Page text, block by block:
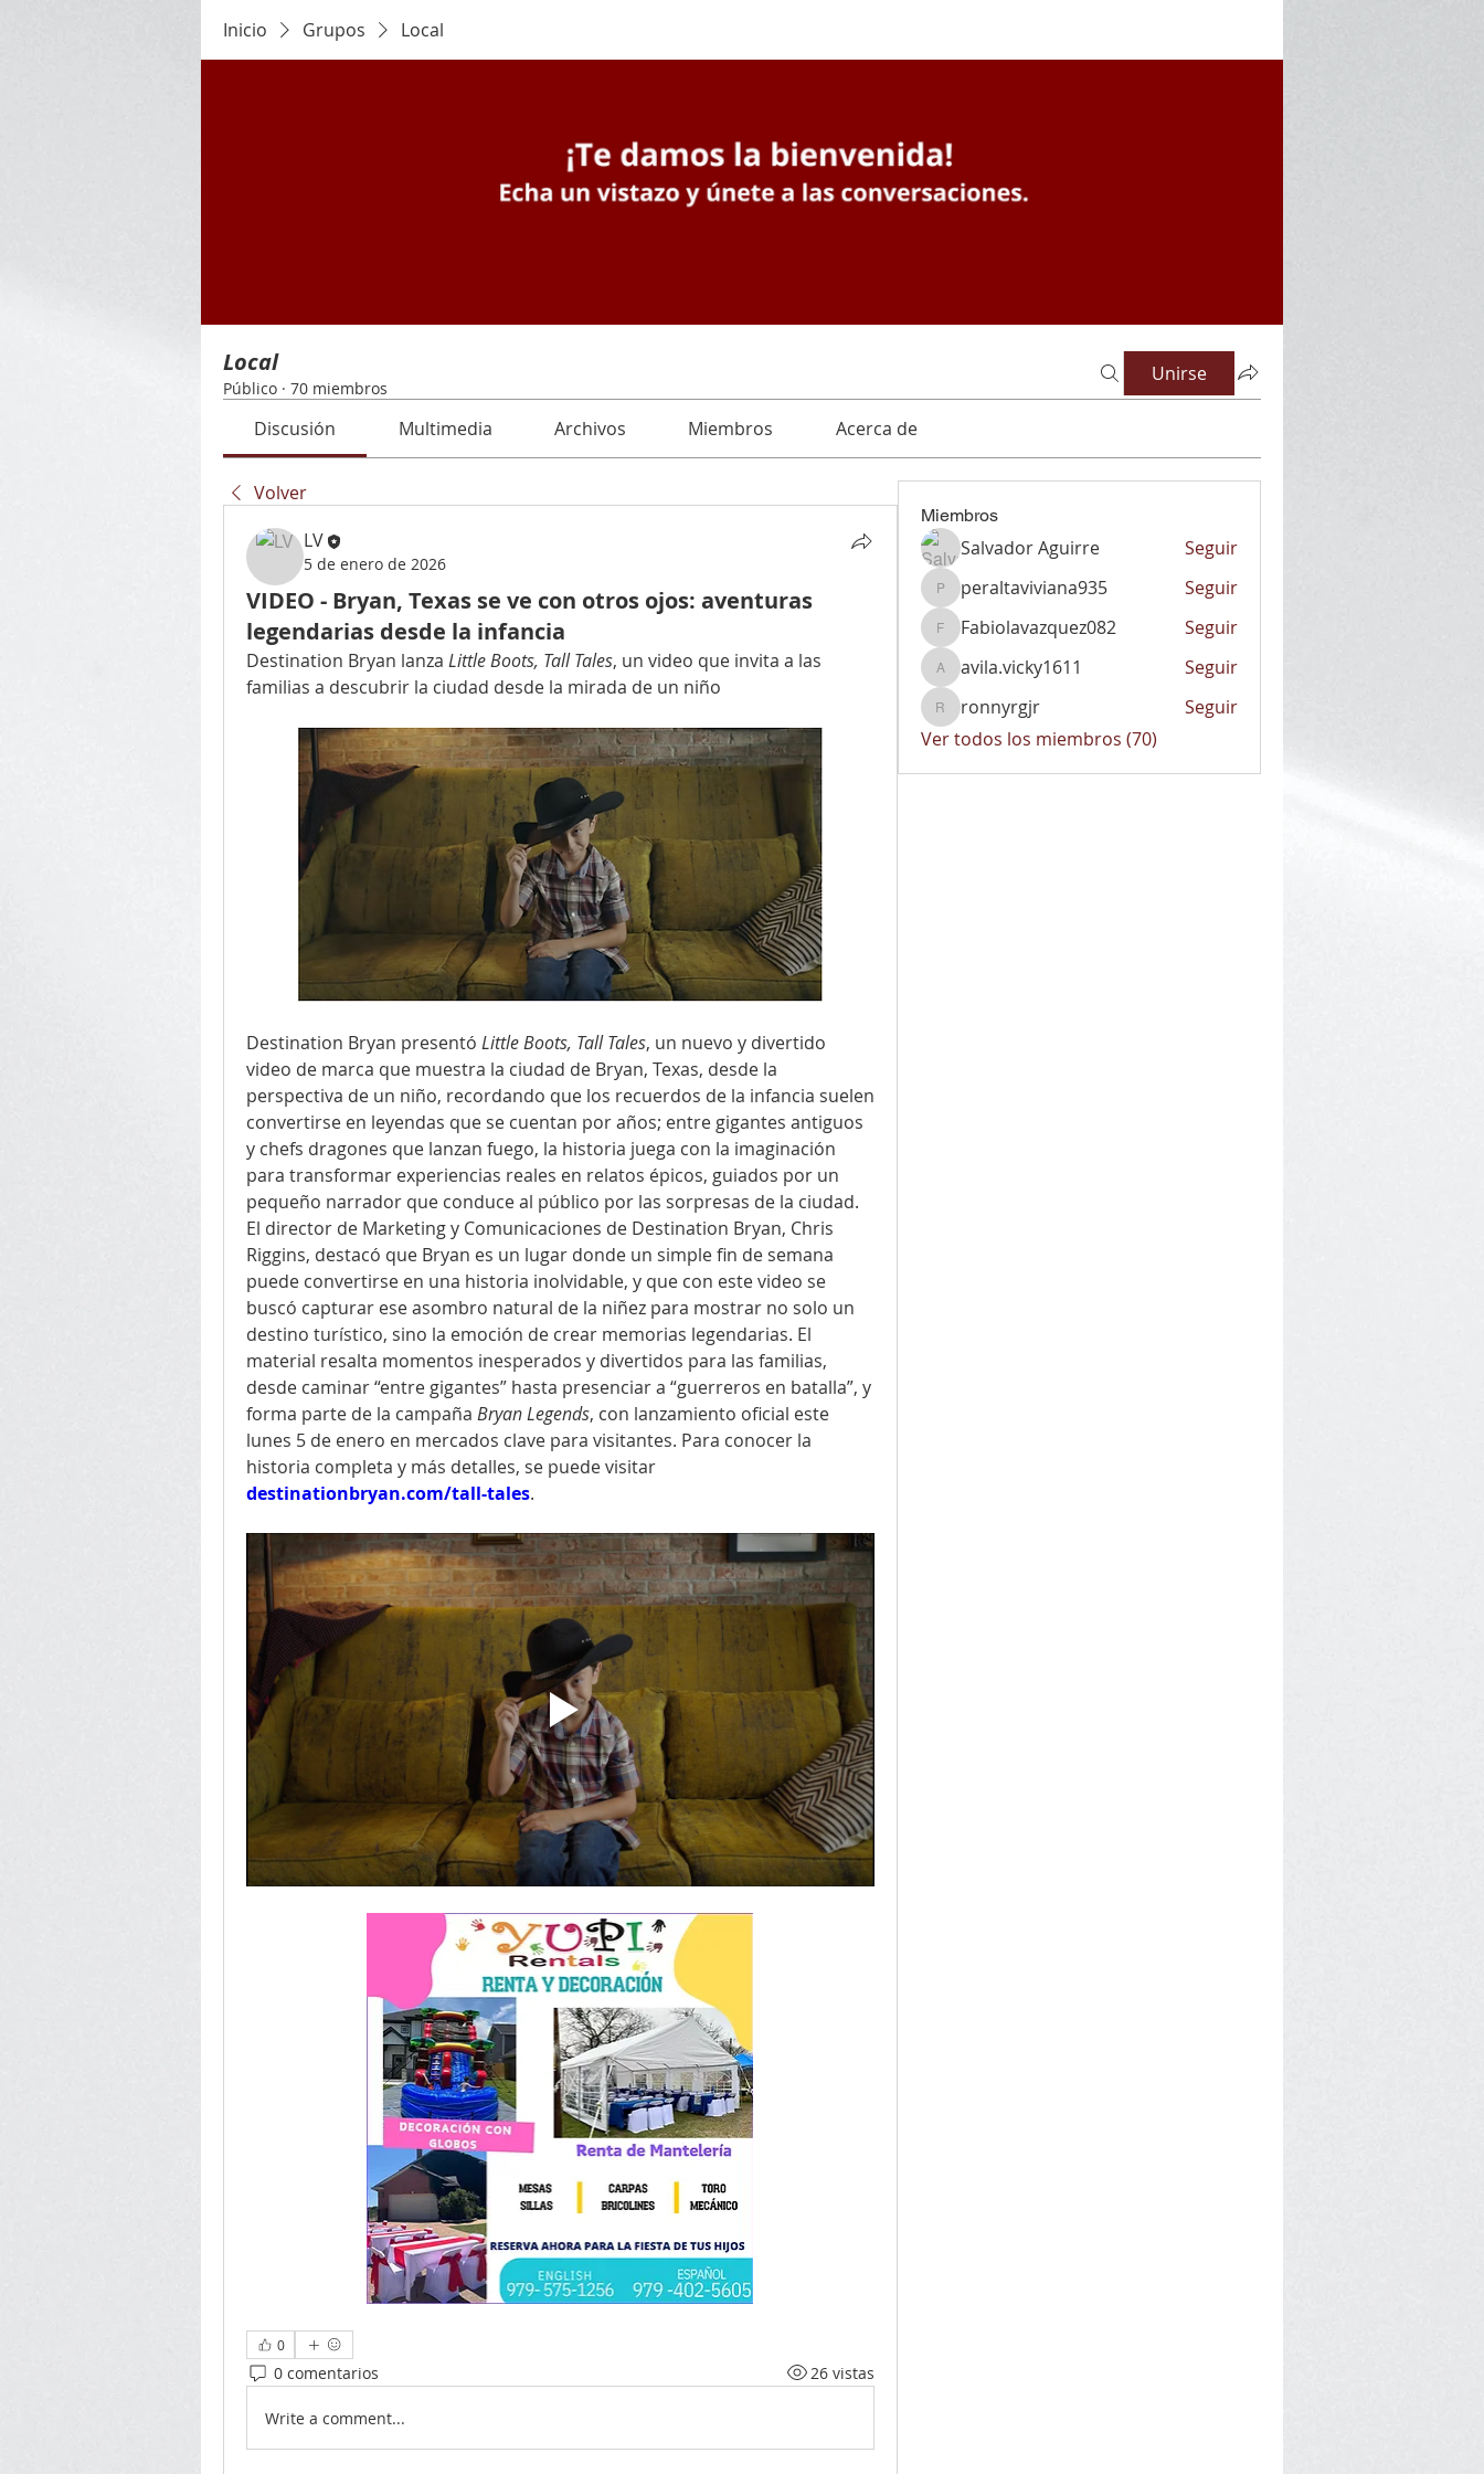
Inicio Grupos Local
Local
Público · 70 miembros
Unirse
Discusión Multimedia Archivos Miembros Acerca de
Volver
LV
5 de enero de 2026
VIDEO - Bryan, Texas se ve con otros ojos: aventuras
legendarias desde la infancia
Destination Bryan lanza Little Boots, Tall Tales, un video que invita a las
familias a descubrir la ciudad desde la mirada de un niño
Destination Bryan presentó Little Boots, Tall Tales, un nuevo y divertido
video de marca que muestra la ciudad de Bryan, Texas, desde la
perspectiva de un niño, recordando que los recuerdos de la infancia suelen
convertirse en leyendas que se cuentan por años; entre gigantes antiguos
y chefs dragones que lanzan fuego, la historia juega con la imaginación
para transformar experiencias reales en relatos épicos, guiados por un
pequeño narrador que conduce al público por las sorpresas de la ciudad.
El director de Marketing y Comunicaciones de Destination Bryan, Chris
Riggins, destacó que Bryan es un lugar donde un simple fin de semana
puede convertirse en una historia inolvidable, y que con este video se
buscó capturar ese asombro natural de la niñez para mostrar no solo un
destino turístico, sino la emoción de crear memorias legendarias. El
material resalta momentos inesperados y divertidos para las familias,
desde caminar “entre gigantes” hasta presenciar a “guerreros en batalla”, y
forma parte de la campaña Bryan Legends, con lanzamiento oficial este
lunes 5 de enero en mercados clave para visitantes. Para conocer la
destinationbryan.com/tall-tales.
0
0 comentarios 26 vistas
Write a comment...
Miembros
Salvador Aguirre Seguir
peraltaviviana935
peraltaviviana935 Seguir
Fabiolavazquez082
Fabiolavazquez082 Seguir
avila.vicky1611
avila.vicky1611 Seguir
ronnyrgjr
ronnyrgjr
Seguir
Ver todos los miembros (70)